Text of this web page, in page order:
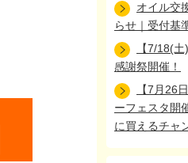
オイル交
らせ｜受付基
【7/18(
感謝祭開催！
【7月26
ーフェスタ開
に買えるチャ